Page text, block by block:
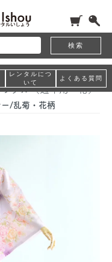
検索
レンタルにつ
いて
よくある質問
タル（通年用・袷）
/乱菊・花柄